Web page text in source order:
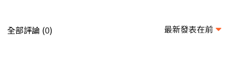
全部評論 (0) 最新發表在前